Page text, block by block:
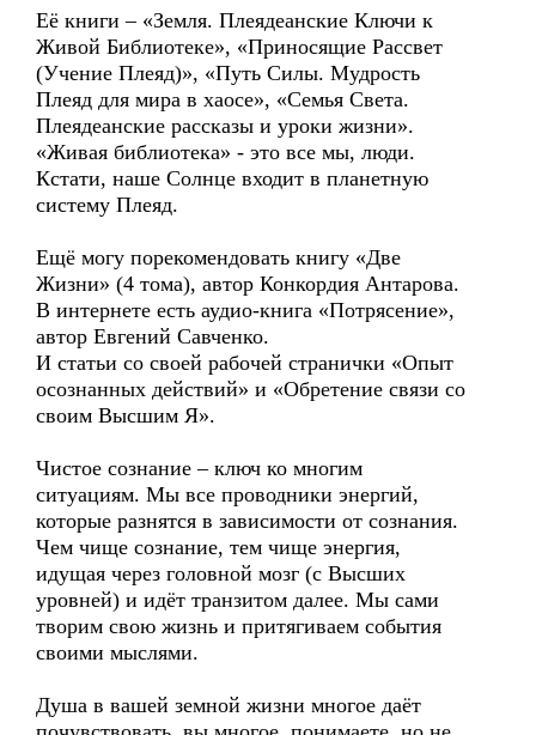
Её книги – «Земля. Плеядеанские Ключи к
Живой Библиотеке», «Приносящие Рассвет
(Учение Плеяд)», «Путь Силы. Мудрость
Плеяд для мира в хаосе», «Семья Света.
Плеядеанские рассказы и уроки жизни».
«Живая библиотека» - это все мы, люди.
Кстати, наше Солнце входит в планетную
систему Плеяд.
Ещё могу порекомендовать книгу «Две
Жизни» (4 тома), автор Конкордия Антарова.
В интернете есть аудио-книга «Потрясение»,
автор Евгений Савченко.
И статьи со своей рабочей странички «Опыт
осознанных действий» и «Обретение связи со
своим Высшим Я».
Чистое сознание – ключ ко многим
ситуациям. Мы все проводники энергий,
которые разнятся в зависимости от сознания.
Чем чище сознание, тем чище энергия,
идущая через головной мозг (с Высших
уровней) и идёт транзитом далее. Мы сами
творим свою жизнь и притягиваем события
своими мыслями.
Душа в вашей земной жизни многое даёт